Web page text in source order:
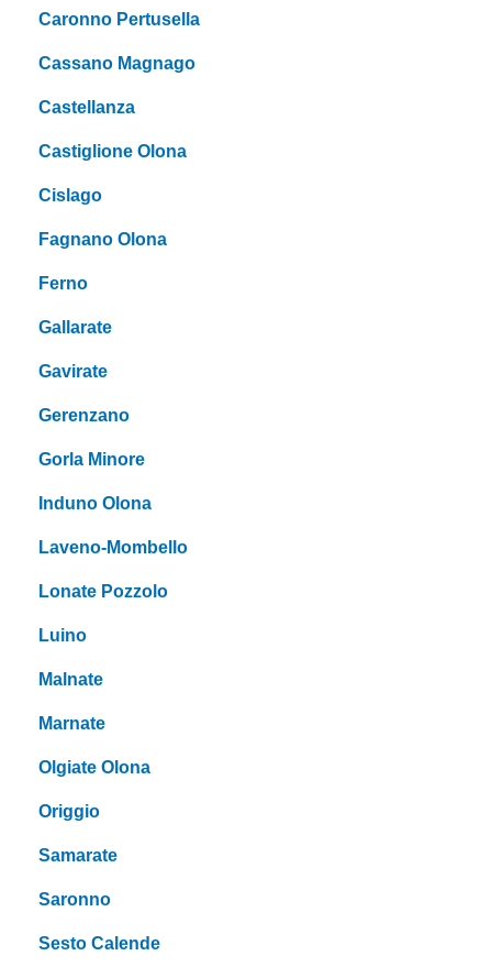
Caronno Pertusella
Cassano Magnago
Castellanza
Castiglione Olona
Cislago
Fagnano Olona
Ferno
Gallarate
Gavirate
Gerenzano
Gorla Minore
Induno Olona
Laveno-Mombello
Lonate Pozzolo
Luino
Malnate
Marnate
Olgiate Olona
Origgio
Samarate
Saronno
Sesto Calende